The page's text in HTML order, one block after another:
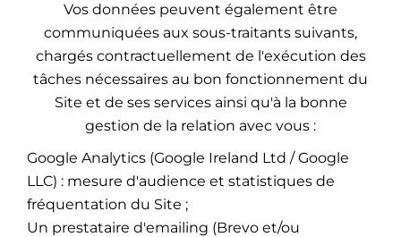
Vos données peuvent également être
communiquées aux sous-traitants suivants,
chargés contractuellement de l'exécution des
tâches nécessaires au bon fonctionnement du
Site et de ses services ainsi qu'à la bonne
gestion de la relation avec vous :
Google Analytics (Google Ireland Ltd / Google
LLC) : mesure d'audience et statistiques de
fréquentation du Site ;
Un prestataire d'emailing (Brevo et/ou